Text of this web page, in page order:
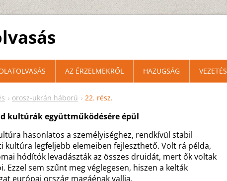
orosz-ukrán háború 22. rész.
kultúrák együttműködésére épül
hasonlatos a személyiséghez, rendkívül stabil
kultúra legfeljebb elemeiben fejleszthető. Volt rá példa,
hódítók levadászták az összes druidát, mert ők voltak
Ezzel sem szűnt meg véglegesen, hiszen a kelták
európai ország magáénak vallja.
AZ ÉRZELMEKRŐL HAZUGSÁG VEZETÉS